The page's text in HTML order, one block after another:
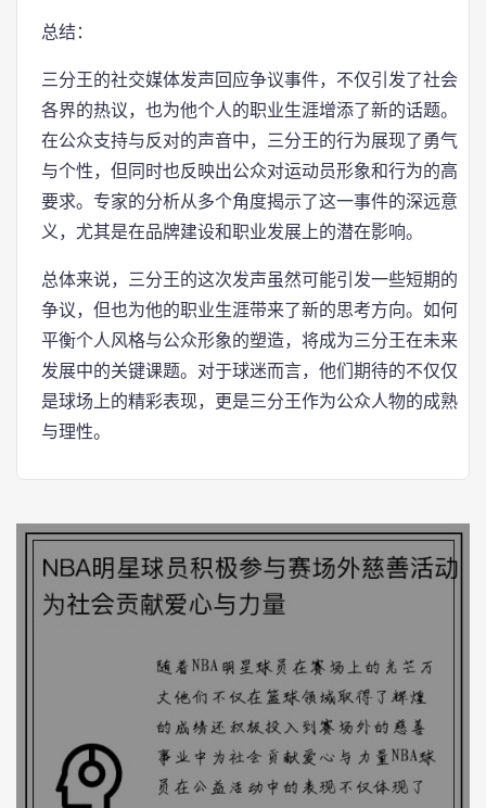
总结：
三分王的社交媒体发声回应争议事件，不仅引发了社会
各界的热议，也为他个人的职业生涯增添了新的话题。
在公众支持与反对的声音中，三分王的行为展现了勇气
与个性，但同时也反映出公众对运动员形象和行为的高
要求。专家的分析从多个角度揭示了这一事件的深远意
义，尤其是在品牌建设和职业发展上的潜在影响。
总体来说，三分王的这次发声虽然可能引发一些短期的
争议，但也为他的职业生涯带来了新的思考方向。如何
平衡个人风格与公众形象的塑造，将成为三分王在未来
发展中的关键课题。对于球迷而言，他们期待的不仅仅
是球场上的精彩表现，更是三分王作为公众人物的成熟
与理性。